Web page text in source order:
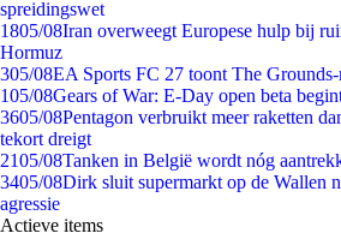
spreidingswet
1805/08Iran overweegt Europese hulp bij
Hormuz
305/08EA Sports FC 27 toont The
105/08Gears of War: E-Day open beta
3605/08Pentagon verbruikt meer raketten
tekort dreigt
2105/08Tanken in België wordt nóg
3405/08Dirk sluit supermarkt op de Wallen
agressie
Actieve items